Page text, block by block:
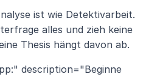
ist wie Detektivarbeit.
alles und zieh keine
Thesis hängt davon ab.
description="Beginne